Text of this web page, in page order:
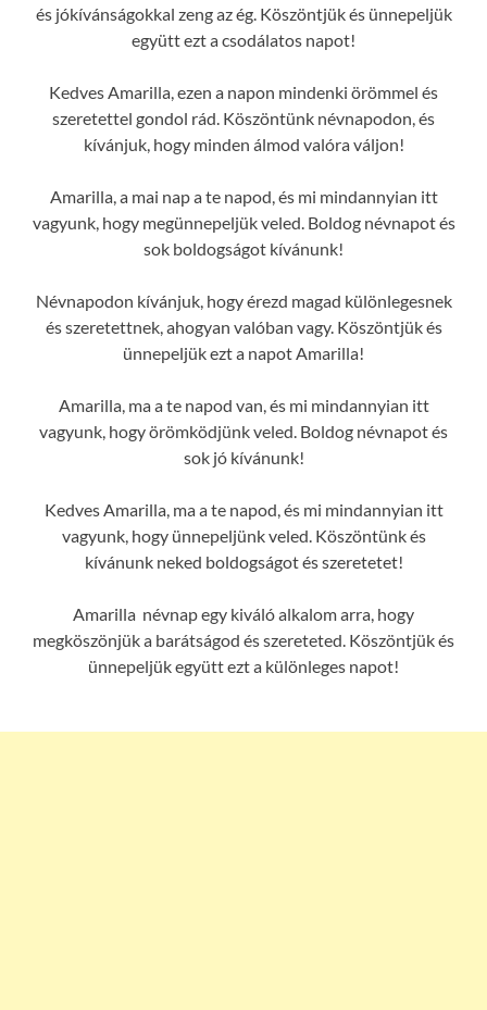
és jókívánságokkal zeng az ég. Köszöntjük és ünnepeljük
együtt ezt a csodálatos napot!
Kedves Amarilla, ezen a napon mindenki örömmel és
szeretettel gondol rád. Köszöntünk névnapodon, és
kívánjuk, hogy minden álmod valóra váljon!
Amarilla, a mai nap a te napod, és mi mindannyian itt
vagyunk, hogy megünnepeljük veled. Boldog névnapot és
sok boldogságot kívánunk!
Névnapodon kívánjuk, hogy érezd magad különlegesnek
és szeretettnek, ahogyan valóban vagy. Köszöntjük és
ünnepeljük ezt a napot Amarilla!
Amarilla, ma a te napod van, és mi mindannyian itt
vagyunk, hogy örömködjünk veled. Boldog névnapot és
sok jó kívánunk!
Kedves Amarilla, ma a te napod, és mi mindannyian itt
vagyunk, hogy ünnepeljünk veled. Köszöntünk és
kívánunk neked boldogságot és szeretetet!
Amarilla névnap egy kiváló alkalom arra, hogy
megköszönjük a barátságod és szereteted. Köszöntjük és
ünnepeljük együtt ezt a különleges napot!